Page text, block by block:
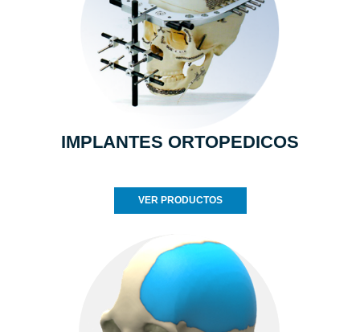
IMPLANTES ORTOPEDICOS
VER PRODUCTOS